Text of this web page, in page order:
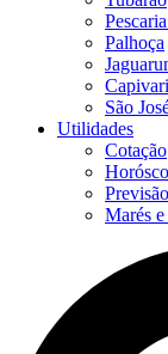
Palhoça
São
Utilidades
Cotação
Marés